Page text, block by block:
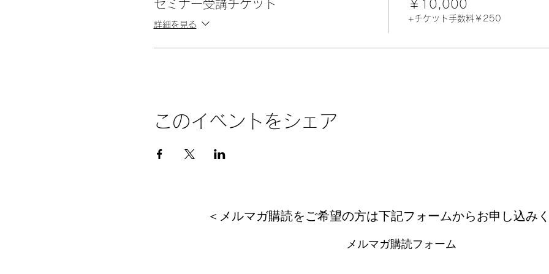
＜こんな方にお勧めします＞
・オリジナルのラジオ番組を作ってみたい
****
・日時：5月14日（金）14:30〜19:00（当日の状況により終了時間は変動します）
セミナー受講チケット
詳細を見る
￥10,000
+チケット手数料￥250
このイベントをシェア
＜メルマガ購読をご希望の方は下記フォームからお申し込み
メルマガ購読フォーム